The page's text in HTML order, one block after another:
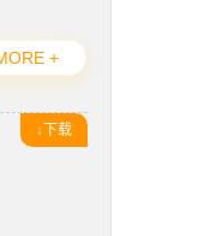
+
↓下载